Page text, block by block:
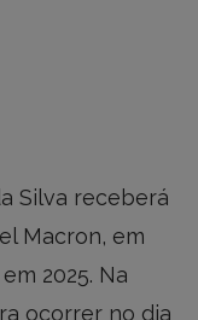
Silva receberá
Macron, em
2025. Na
ocorrer no dia